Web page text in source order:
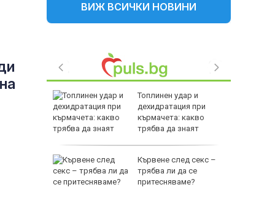
ВИЖ ВСИЧКИ НОВИНИ
Топлинен удар и
дехидратация при
кърмачета: какво
трябва да знаят
Кървене след секс –
трябва ли да се
притесняваме?